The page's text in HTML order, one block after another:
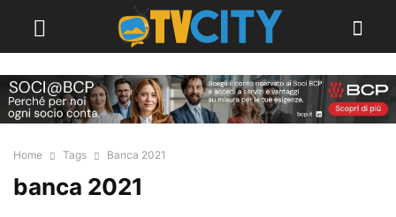
Home Tags Banca 2021
banca 2021